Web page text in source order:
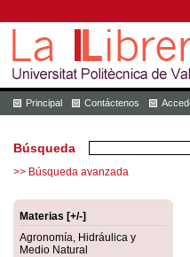
Principal Contáctenos
Búsqueda
>> Búsqueda avanzada
Materias [+/-]
Agronomía, Hidráulica y
Medio Natural